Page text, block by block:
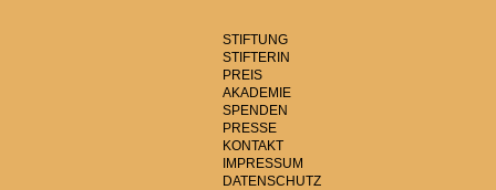
STIFTUNG
STIFTERIN
PREIS
AKADEMIE
SPENDEN
PRESSE
KONTAKT
IMPRESSUM
DATENSCHUTZ